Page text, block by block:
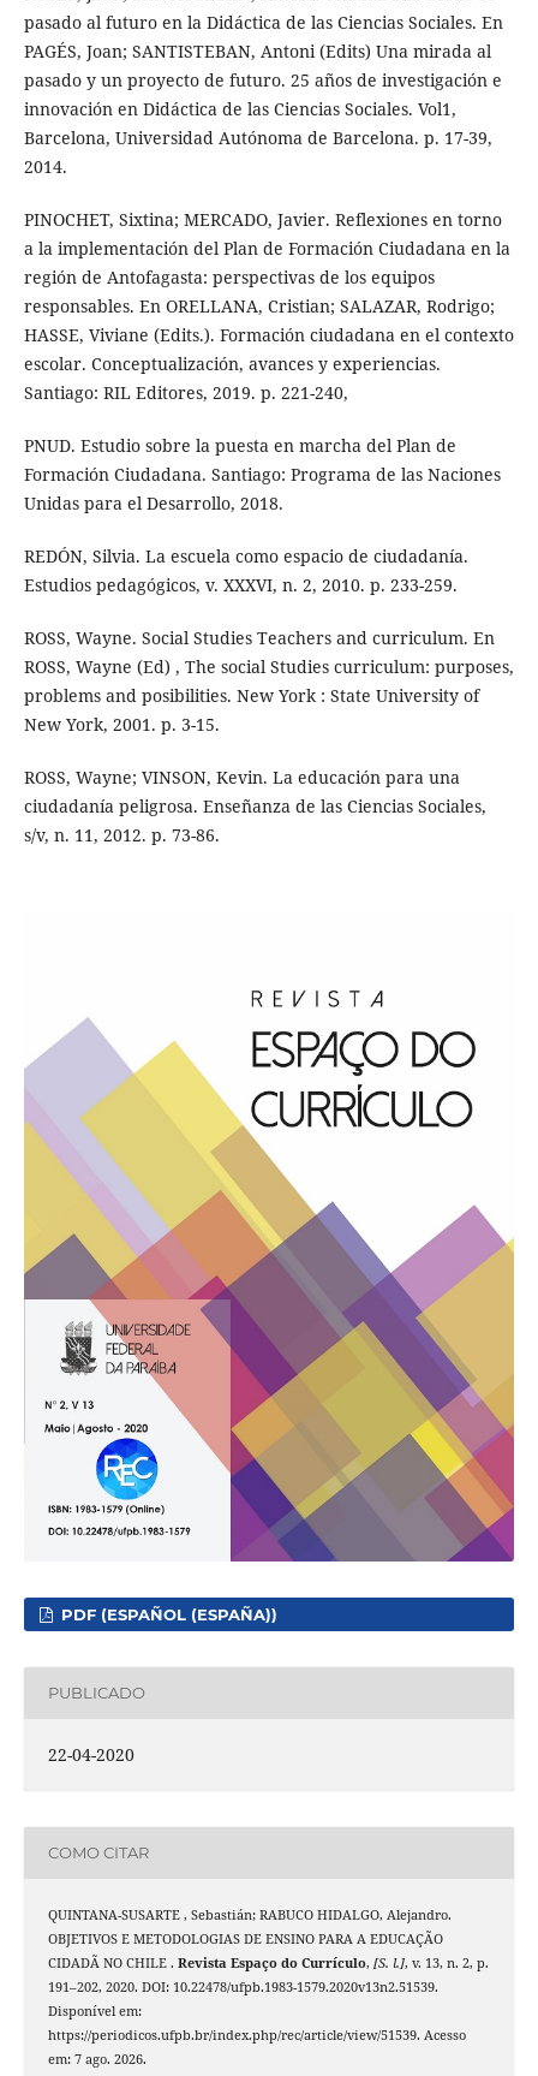
pasado al futuro en la Didáctica de las Ciencias Sociales. En
PAGÉS, Joan; SANTISTEBAN, Antoni (Edits) Una mirada al
pasado y un proyecto de futuro. 25 años de investigación e
innovación en Didáctica de las Ciencias Sociales. Vol1,
Barcelona, Universidad Autónoma de Barcelona. p. 17-39,
2014.
PINOCHET, Sixtina; MERCADO, Javier. Reflexiones en torno
a la implementación del Plan de Formación Ciudadana en la
región de Antofagasta: perspectivas de los equipos
responsables. En ORELLANA, Cristian; SALAZAR, Rodrigo;
HASSE, Viviane (Edits.). Formación ciudadana en el contexto
escolar. Conceptualización, avances y experiencias.
Santiago: RIL Editores, 2019. p. 221-240,
PNUD. Estudio sobre la puesta en marcha del Plan de
Formación Ciudadana. Santiago: Programa de las Naciones
Unidas para el Desarrollo, 2018.
REDÓN, Silvia. La escuela como espacio de ciudadanía.
Estudios pedagógicos, v. XXXVI, n. 2, 2010. p. 233-259.
ROSS, Wayne. Social Studies Teachers and curriculum. En
ROSS, Wayne (Ed) , The social Studies curriculum: purposes,
problems and posibilities. New York : State University of
New York, 2001. p. 3-15.
ROSS, Wayne; VINSON, Kevin. La educación para una
ciudadanía peligrosa. Enseñanza de las Ciencias Sociales,
s/v, n. 11, 2012. p. 73-86.
PDF (ESPAÑOL (ESPAÑA))
PUBLICADO
22-04-2020
COMO CITAR
QUINTANA-SUSARTE , Sebastián; RABUCO HIDALGO, Alejandro.
OBJETIVOS E METODOLOGIAS DE ENSINO PARA A EDUCAÇÃO
CIDADÃ NO CHILE . Revista Espaço do Currículo, [S. l.], v. 13, n. 2, p.
191–202, 2020. DOI: 10.22478/ufpb.1983-1579.2020v13n2.51539.
Disponível em:
https://periodicos.ufpb.br/index.php/rec/article/view/51539. Acesso
em: 7 ago. 2026.